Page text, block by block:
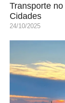
Transporte
Cidades
24/10/2025